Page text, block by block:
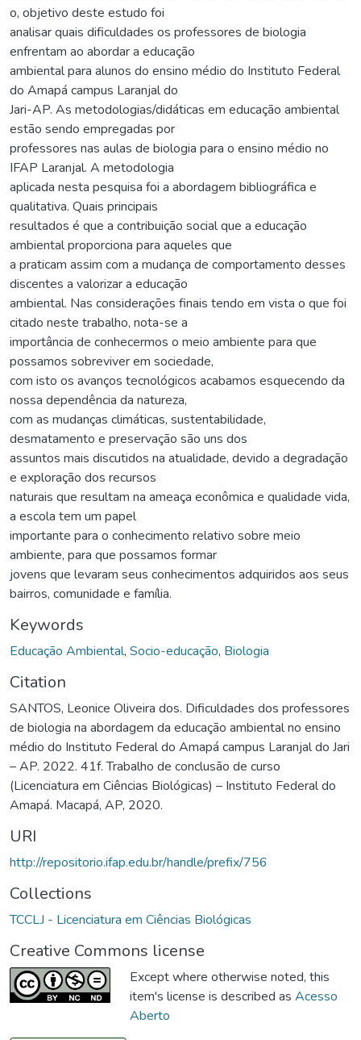
o, objetivo deste estudo foi
analisar quais dificuldades os professores de biologia
enfrentam ao abordar a educação
ambiental para alunos do ensino médio do Instituto Federal
do Amapá campus Laranjal do
Jari-AP. As metodologias/didáticas em educação ambiental
estão sendo empregadas por
professores nas aulas de biologia para o ensino médio no
IFAP Laranjal. A metodologia
aplicada nesta pesquisa foi a abordagem bibliográfica e
qualitativa. Quais principais
resultados é que a contribuição social que a educação
ambiental proporciona para aqueles que
a praticam assim com a mudança de comportamento desses
discentes a valorizar a educação
ambiental. Nas considerações finais tendo em vista o que foi
citado neste trabalho, nota-se a
importância de conhecermos o meio ambiente para que
possamos sobreviver em sociedade,
com isto os avanços tecnológicos acabamos esquecendo da
nossa dependência da natureza,
com as mudanças climáticas, sustentabilidade,
desmatamento e preservação são uns dos
assuntos mais discutidos na atualidade, devido a degradação
e exploração dos recursos
naturais que resultam na ameaça econômica e qualidade vida,
a escola tem um papel
importante para o conhecimento relativo sobre meio
ambiente, para que possamos formar
jovens que levaram seus conhecimentos adquiridos aos seus
bairros, comunidade e família.
Keywords
Educação Ambiental, Socio-educação, Biologia
Citation
SANTOS, Leonice Oliveira dos. Dificuldades dos professores
de biologia na abordagem da educação ambiental no ensino
médio do Instituto Federal do Amapá campus Laranjal do Jari
– AP. 2022. 41f. Trabalho de conclusão de curso
(Licenciatura em Ciências Biológicas) – Instituto Federal do
Amapá. Macapá, AP, 2020.
URI
http://repositorio.ifap.edu.br/handle/prefix/756
Collections
TCCLJ - Licenciatura em Ciências Biológicas
Creative Commons license
Except where otherwise noted, this
item's license is described as Acesso
Aberto